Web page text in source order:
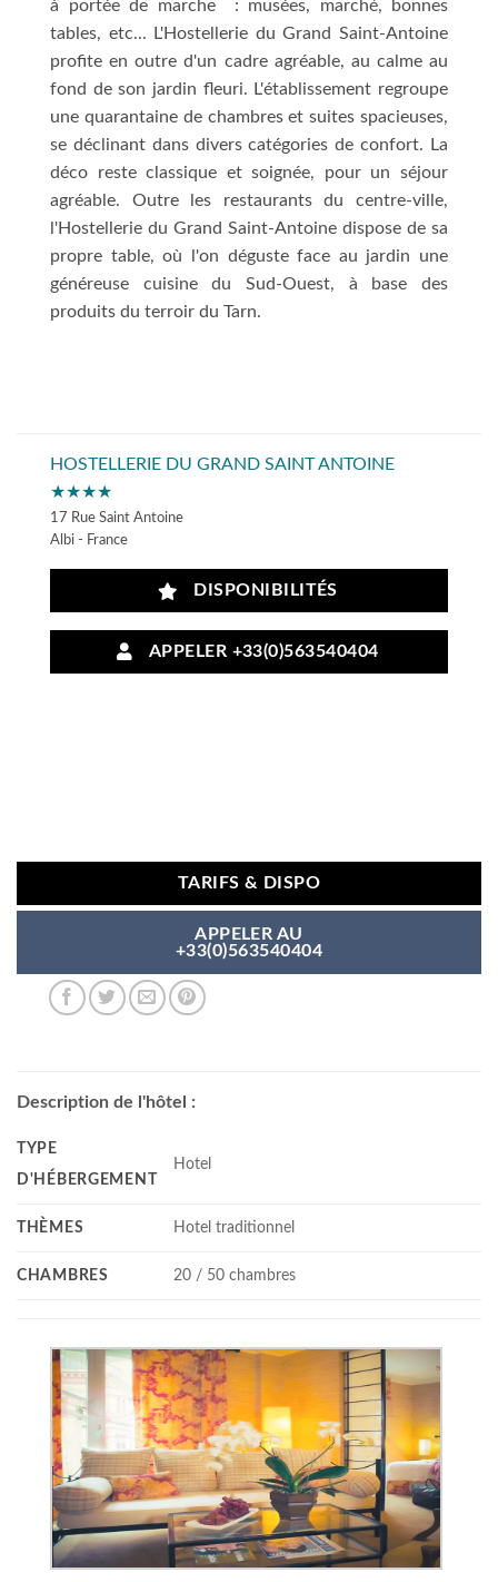
à portée de marche : musées, marché, bonnes
tables, etc... L'Hostellerie du Grand Saint-Antoine
profite en outre d'un cadre agréable, au calme au
fond de son jardin fleuri. L'établissement regroupe
une quarantaine de chambres et suites spacieuses,
se déclinant dans divers catégories de confort. La
déco reste classique et soignée, pour un séjour
agréable. Outre les restaurants du centre-ville,
l'Hostellerie du Grand Saint-Antoine dispose de sa
propre table, où l'on déguste face au jardin une
généreuse cuisine du Sud-Ouest, à base des
produits du terroir du Tarn.
HOSTELLERIE DU GRAND SAINT ANTOINE
★★★★
17 Rue Saint Antoine
Albi - France
DISPONIBILITÉS
APPELER +33(0)563540404
TARIFS & DISPO
APPELER AU
+33(0)563540404
Description de l'hôtel :
TYPE
D'HÉBERGEMENT
Hotel
THÈMES Hotel traditionnel
CHAMBRES 20 / 50 chambres